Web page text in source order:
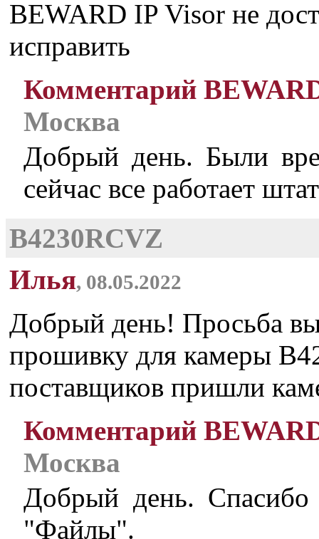
BEWARD IP Visor не
исправить
Комментарий
Москва
Добрый день. Были
сейчас все работает
B4230RCVZ
Илья, 08.05.2022
Добрый день! Просьба
прошивку для камеры
поставщиков пришли
Комментарий
Москва
Добрый день. Спасибо
"Файлы".